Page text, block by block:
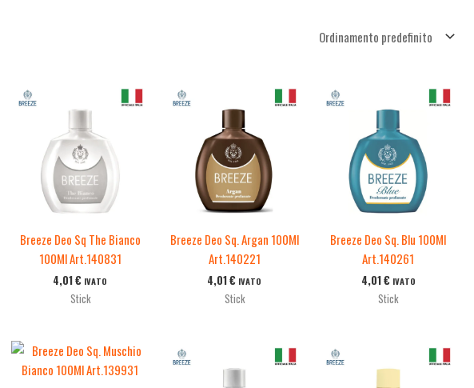
Breeze Deo Sq The Bianco
100Ml Art.140831
4,01€ IVATO
Stick
Breeze Deo Sq. Argan 100Ml
Art.140221
4,01€ IVATO
Stick
Breeze Deo Sq. Blu 100Ml
Art.140261
4,01€ IVATO
Stick